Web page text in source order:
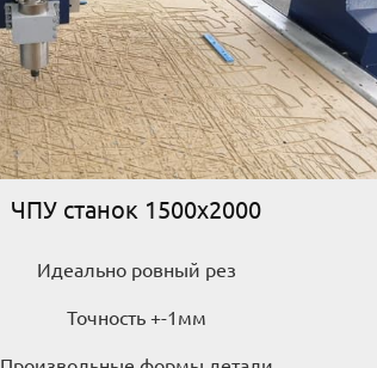
ЧПУ станок 1500х2000
Идеально ровный рез
Точность +-1мм